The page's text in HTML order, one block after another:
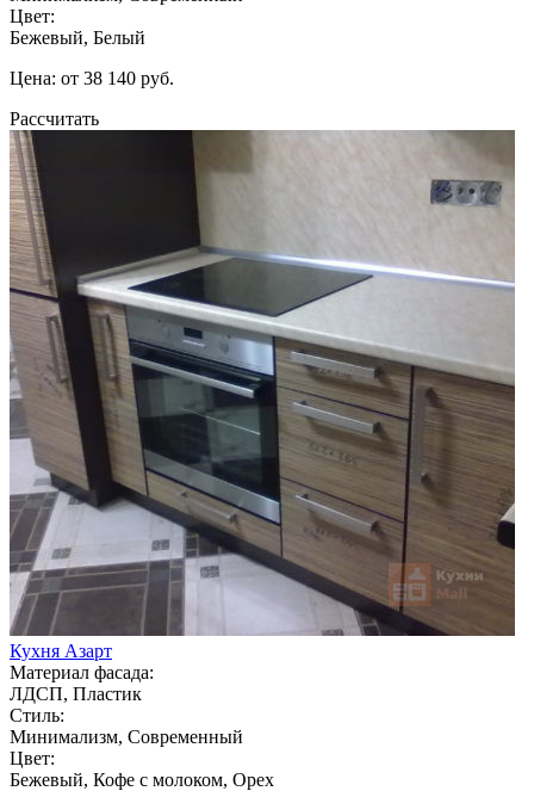
Цвет:
Бежевый, Белый
Цена: от 38 140 руб.
Рассчитать
Кухня Азарт
Материал фасада:
ЛДСП, Пластик
Стиль:
Минимализм, Современный
Цвет:
Бежевый, Кофе с молоком, Орех